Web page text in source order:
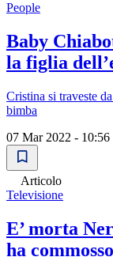
People
Baby
la figlia
Cristina si traveste
bimba
07 Mar 2022 - 10:56
Articolo
Televisione
E’ morta
ha